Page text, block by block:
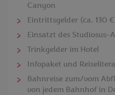
Canyon
Eintrittsgelder (ca. 130
Einsatzt des Studiosus-
Trinkgelder im Hotel
Infopaket und
Bahnreise zum/vom
von jedem Bahnhof in